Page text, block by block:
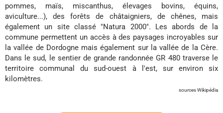
pommes, maïs, miscanthus, élevages bovins, équins,
aviculture...), des forêts de châtaigniers, de chênes, mais
également un site classé "Natura 2000". Les abords de la
commune permettent un accès à des paysages incroyables sur
la vallée de Dordogne mais également sur la vallée de la Cère.
Dans le sud, le sentier de grande randonnée GR 480 traverse le
territoire communal du sud-ouest à l'est, sur environ six
kilomètres.
sources Wikipédia